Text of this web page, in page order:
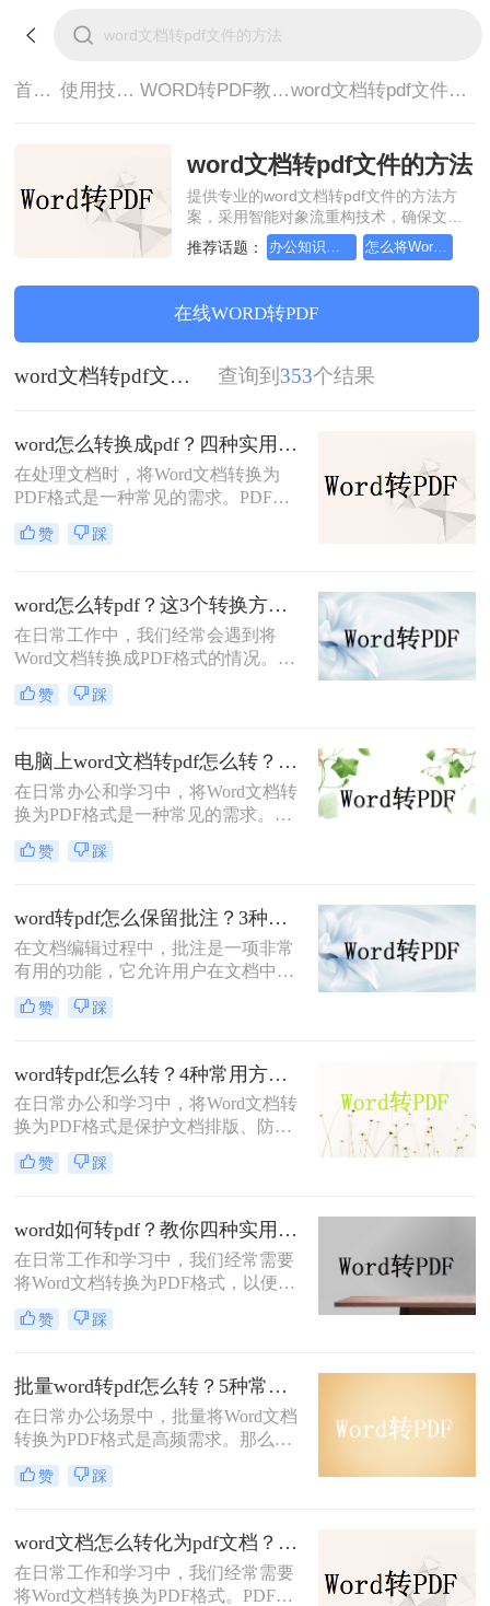
首页> 使用技巧> WORD转PDF教程> word文档转pdf文件的方法
word文档转pdf文件的方法
提供专业的word文档转pdf文件的方法方
案，采用智能对象流重构技术，确保文档
1:1高保真还原且排版不乱码。支持一键批
量处理，全链路 SSL 加密保障隐私安全。
无需安装，高效办公。
推荐话题： 办公知识科普指南，word转换成pdf的操作方法 怎么将Word转pdf格式，实用的方法来了
在线WORD转PDF
word文档转pdf文件的方法 查询到 353个结果
word怎么转换成pdf？四种实用方法对比与实操指南（附详细表格）！
在处理文档时，将Word文档转换为
PDF格式是一种常见的需求。PDF格
式具有跨平台、保持原始格式等优
点，使得在不同设备和操作系统上查
种将Word文档转换为PDF的方法，以
满足不同用户的需求。
赞 踩
word怎么转pdf？这3个转换方法赶紧收藏起来
在日常工作中，我们经常会遇到将
Word文档转换成PDF格式的情况。
PDF格式不仅可以保留文档的格式和
布局，还可以保证文档在不同设备上
word怎么转PDF，以及一些常见的
Word转PDF问题。
赞 踩
电脑上word文档转pdf怎么转？教你二种实用转换方法！
在日常办公和学习中，将Word文档转
换为PDF格式是一种常见的需求。
PDF格式具有跨平台、不易被篡改和
保持原样展示等优点，因此广泛应用
上word文档转pdf怎么转呢？本文将介
绍两种将Word文档转换为PDF的方
法。
赞 踩
word转pdf怎么保留批注？3种方法帮你轻松转换！
在文档编辑过程中，批注是一项非常
有用的功能，它允许用户在文档中直
接添加注释、提醒或反馈。然而，当
将Word文档转换为PDF格式时，很多
一个令人头疼的问题，因为批注往往
承载着重要的信息。那么，word转pdf
怎么保留批注呢？本文将为您提供解
决方案。
赞 踩
word转pdf怎么转？4种常用方法详解！
在日常办公和学习中，将Word文档转
换为PDF格式是保护文档排版、防止
篡改的重要需求。那么word转pdf怎么
转呢？本文将介绍几种常用方法，帮
赞 踩
word如何转pdf？教你四种实用的转PDF方法！
在日常工作和学习中，我们经常需要
将Word文档转换为PDF格式，以便更
好地保存、分享和打印文件。PDF格
式具有跨平台兼容性好、不易被篡改
Word如何转PDF呢？本文将介绍四种
实用的Word转PDF的方法，帮助读者
轻松实现文档格式的转换。
赞 踩
批量word转pdf怎么转？5种常用方法详解！
在日常办公场景中，批量将Word文档
转换为PDF格式是高频需求。那么批
量word转pdf怎么转呢？本文从四种主
流转换方案，适合不同场景和用户需
赞 踩
word文档怎么转化为pdf文档？3 种实用转换方法，完美保留原文档格式！
在日常工作和学习中，我们经常需要
将Word文档转换为PDF格式。PDF文